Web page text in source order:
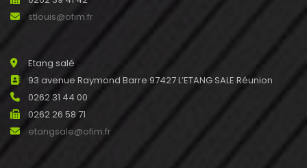
stlouis@ofim.fr
Etang salé
93 avenue Raymond Barre 97427 L’ETANG SALE Réunion
0262 31 44 00
0262 26 58 71
etangsale@ofim.fr